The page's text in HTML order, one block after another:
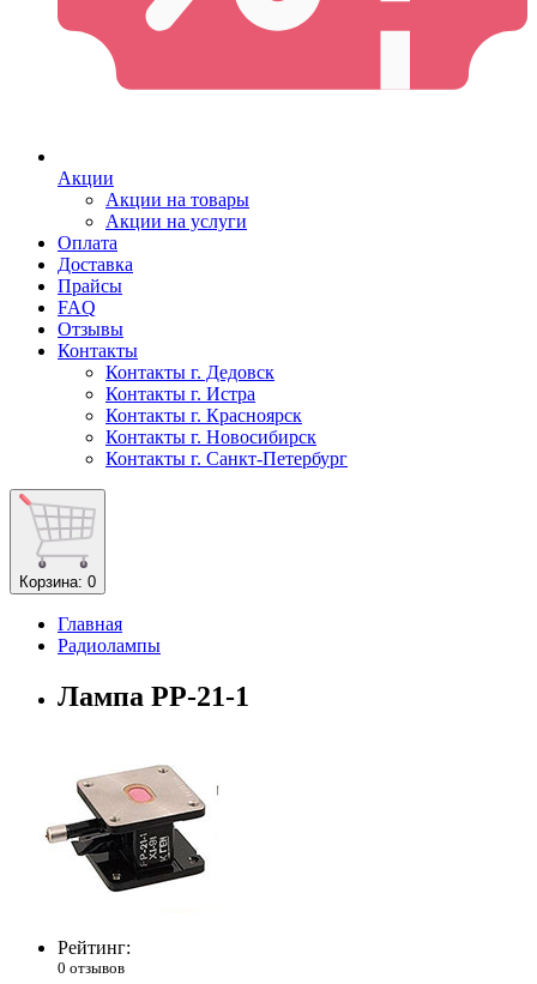
Акции
Акции на товары
Акции на услуги
Оплата
Доставка
Прайсы
FAQ
Отзывы
Контакты
Контакты г. Дедовск
Контакты г. Истра
Контакты г. Красноярск
Контакты г. Новосибирск
Контакты г. Санкт-Петербург
Корзина: 0
Главная
Радиолампы
Лампа РР-21-1
Рейтинг:
0 отзывов